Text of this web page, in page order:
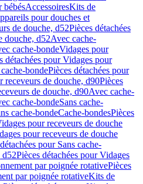
bébésAccessoiresKits de
pour douches et
de douche, d52Pièces détachées
douche, d52Avec cache-
cache-bondeVidages pour
détachées pour Vidages pour
bondePièces détachées pour
receveurs de douche, d90Pièces
de douche, d90Avec cache-
cache-bondeSans cache-
cache-bondeCache-bondesPièces
pour receveurs de douche
pour receveurs de douche
pour Sans cache-
d52Pièces détachées pour Vidages
par poignée rotativePièces
par poignée rotativeKits de